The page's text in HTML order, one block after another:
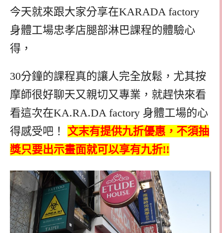
今天就來跟大家分享在KARADA factory
身體工場忠孝店腿部淋巴課程的體驗心
得，
30分鐘的課程真的讓人完全放鬆，尤其按
摩師很好聊天又親切又專業，就趕快來看
看這次在KA.RA.DA factory 身體工場的心
得感受吧！
文末有提供九折優惠，不須抽
獎只要出示畫面就可以享有九折!!